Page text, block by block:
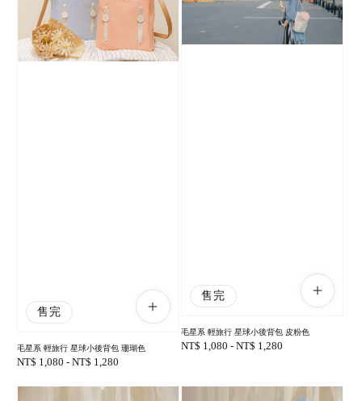
售完
毛星系 輕旅行 星球小後背包 珊瑚色
Regular
NT$ 1,080 - NT$ 1,280
售完
毛星系 輕旅行 星球小後背包 皮粉色
Regular
NT$ 1,080 - NT$ 1,280